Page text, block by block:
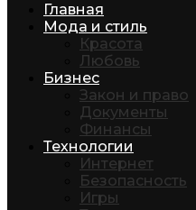
Главная
Мода и стиль
Красота
Любовь
Бизнес
Закон и право
Документы
Финансы
Технологии
Интернет
Безопасность
Игры